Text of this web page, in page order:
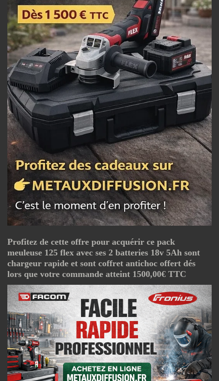
Profitez de cette offre pour acquérir ce pack
meuleuse 125 flex avec ses 2 batteries 18v 5Ah sont
chargeur rapide et sont coffret antichoc offert dés
lors que votre commande atteint 1500,00€ TTC